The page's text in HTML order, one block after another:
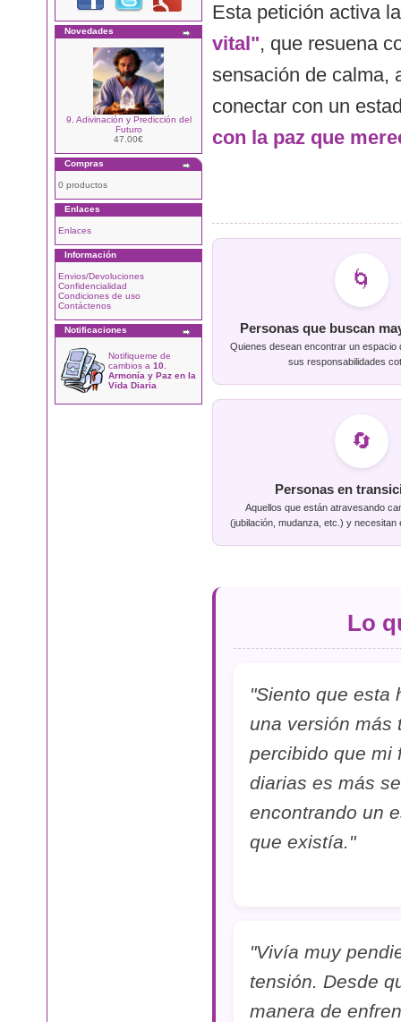
Novedades
9. Adivinación y Predicción del
Futuro
47.00€
Compras
0 productos
Enlaces
Enlaces
Información
Envios/Devoluciones
Confidencialidad
Condiciones de uso
Contáctenos
Notificaciones
Notifiqueme de
cambios a 10.
Armonía y Paz en la
Vida Diaria
Esta petición activa
vital", que resuena
sensación de calma,
conectar con un
con la paz que
🌀
Personas que buscan
Quienes desean encontrar un espacio
sus responsabilidades
🔄
Personas en
Aquellos que están atravesando
(jubilación, mudanza, etc.) y necesitan
Lo
"Siento que esta
una versión más
percibido que mi
diarias es más
encontrando un
que existía."
"Vivía muy
tensión. Desde
manera de